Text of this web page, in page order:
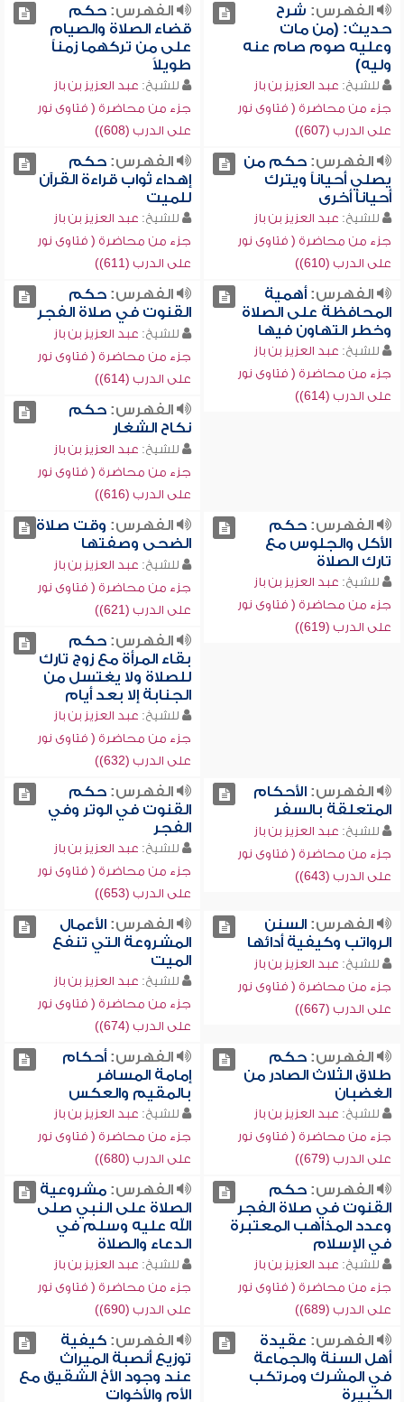
الفهرس: شرح
حديث: (من مات
وعليه صوم صام عنه
وليه)
للشيخ: عبد العزيز بن باز
جزء من محاضرة ( فتاوى نور
على الدرب (607))
الفهرس:حكم
قضاء الصلاة والصيام
على من تركهما زمناً
طويلاً
للشيخ: عبد العزيز بن باز
جزء من محاضرة ( فتاوى نور
على الدرب (608))
الفهرس:حكم من
يصلي أحياناً ويترك
أحياناً أخرى
للشيخ: عبد العزيز بن باز
جزء من محاضرة ( فتاوى نور
على الدرب (610))
الفهرس:حكم
إهداء ثواب قراءة القرآن
للميت
للشيخ: عبد العزيز بن باز
جزء من محاضرة ( فتاوى نور
على الدرب (611))
الفهرس:أهمية
المحافظة على الصلاة
وخطر التهاون فيها
للشيخ: عبد العزيز بن باز
جزء من محاضرة ( فتاوى نور
على الدرب (614))
الفهرس:حكم
القنوت في صلاة الفجر
للشيخ: عبد العزيز بن باز
جزء من محاضرة ( فتاوى نور
على الدرب (614))
الفهرس:حكم
نكاح الشغار
للشيخ: عبد العزيز بن باز
جزء من محاضرة ( فتاوى نور
على الدرب (616))
الفهرس:حكم
الأكل والجلوس مع
تارك الصلاة
للشيخ: عبد العزيز بن باز
جزء من محاضرة ( فتاوى نور
على الدرب (619))
الفهرس: وقت صلاة
الضحى وصفتها
للشيخ: عبد العزيز بن باز
جزء من محاضرة ( فتاوى نور
على الدرب (621))
الفهرس:حكم
بقاء المرأة مع زوج تارك
للصلاة ولا يغتسل من
الجنابة إلا بعد أيام
للشيخ: عبد العزيز بن باز
جزء من محاضرة ( فتاوى نور
على الدرب (632))
الفهرس:الأحكام
المتعلقة بالسفر
للشيخ: عبد العزيز بن باز
جزء من محاضرة ( فتاوى نور
على الدرب (643))
الفهرس:حكم
القنوت في الوتر وفي
الفجر
للشيخ: عبد العزيز بن باز
جزء من محاضرة ( فتاوى نور
على الدرب (653))
الفهرس:السنن
الرواتب وكيفية أدائها
للشيخ: عبد العزيز بن باز
جزء من محاضرة ( فتاوى نور
على الدرب (667))
الفهرس:الأعمال
المشروعة التي تنفع
الميت
للشيخ: عبد العزيز بن باز
جزء من محاضرة ( فتاوى نور
على الدرب (674))
الفهرس:حكم
طلاق الثلاث الصادر من
الغضبان
للشيخ: عبد العزيز بن باز
جزء من محاضرة ( فتاوى نور
على الدرب (679))
الفهرس:أحكام
إمامة المسافر
بالمقيم والعكس
للشيخ: عبد العزيز بن باز
جزء من محاضرة ( فتاوى نور
على الدرب (680))
الفهرس:حكم
القنوت في صلاة الفجر
وعدد المذاهب المعتبرة
في الإسلام
للشيخ: عبد العزيز بن باز
جزء من محاضرة ( فتاوى نور
على الدرب (689))
الفهرس:مشروعية
الصلاة على النبي صلى
الله عليه وسلم في
الدعاء والصلاة
للشيخ: عبد العزيز بن باز
جزء من محاضرة ( فتاوى نور
على الدرب (690))
الفهرس: عقيدة
أهل السنة والجماعة
في المشرك ومرتكب
الكبيرة
الفهرس:كيفية
توزيع أنصبة الميراث
عند وجود الأخ الشقيق مع
الأم والأخوات